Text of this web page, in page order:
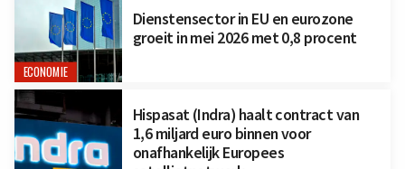
ECONOMIE
Dienstensector in EU en eurozone
groeit in mei 2026 met 0,8 procent
Hispasat (Indra) haalt contract van
1,6 miljard euro binnen voor
onafhankelijk Europees